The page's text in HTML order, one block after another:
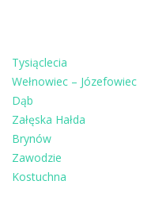
Tysiąclecia
Wełnowiec – Józefowiec
Dąb
Załęska Hałda
Brynów
Zawodzie
Kostuchna